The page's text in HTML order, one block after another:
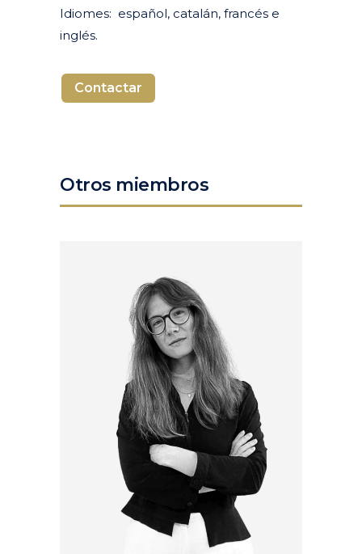
Idiomes: español, catalán, francés e
inglés.
Contactar
Otros miembros